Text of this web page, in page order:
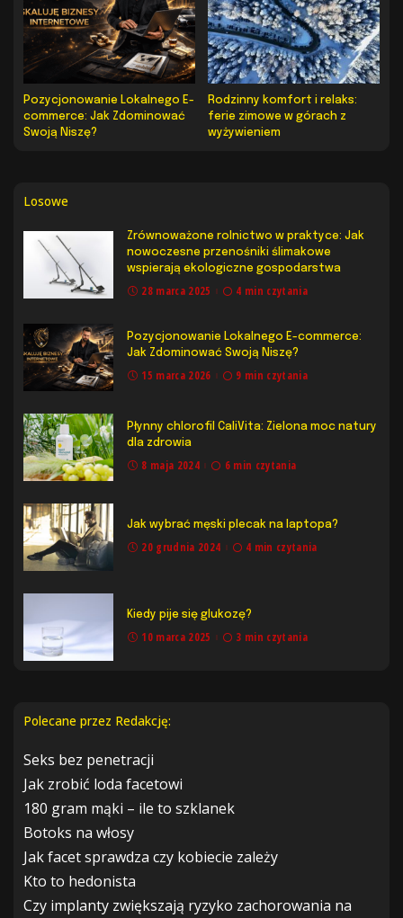
Pozycjonowanie Lokalnego E-
commerce: Jak Zdominować
Swoją Niszę?
Rodzinny komfort i relaks:
ferie zimowe w górach z
wyżywieniem
Losowe
Zrównoważone rolnictwo w praktyce: Jak
nowoczesne przenośniki ślimakowe
wspierają ekologiczne gospodarstwa
28 marca 2025 4 min czytania
Pozycjonowanie Lokalnego E-commerce:
Jak Zdominować Swoją Niszę?
15 marca 2026 9 min czytania
Płynny chlorofil CaliVita: Zielona moc natury
dla zdrowia
8 maja 2024 6 min czytania
Jak wybrać męski plecak na laptopa?
20 grudnia 2024 4 min czytania
Kiedy pije się glukozę?
10 marca 2025 3 min czytania
Polecane przez Redakcję:
Seks bez penetracji
Jak zrobić loda facetowi
180 gram mąki – ile to szklanek
Botoks na włosy
Jak facet sprawdza czy kobiecie zależy
Kto to hedonista
Czy implanty zwiększają ryzyko zachorowania na